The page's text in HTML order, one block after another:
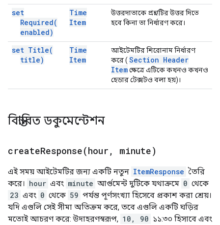
set
Required(
enabled)
Time
Item
উত্তরদাতাকে প্রশ্নটির উত্তর দিতে
হবে কিনা তা নির্ধারণ করে।
set Title(
title)
Time
Item
আইটেমটির শিরোনাম নির্ধারণ
করে ( Section Header
Itemক্ষেত্রে এটিকে কখনও কখনও
হেডার টেক্সটও বলা হয়)।
বিস্তারিত ডকুমেন্টেশন
createResponse(hour , minute)
এই সময় আইটেমটির জন্য একটি নতুন ItemResponse তৈরি
করে। hour এবং minute আর্গুমেন্ট দুটিকে যথাক্রমে 0 থেকে
23 এবং 0 থেকে 59 পর্যন্ত পূর্ণসংখ্যা হিসেবে প্রকাশ করা শ্রেয়।
যদি এগুলি সেই সীমা অতিক্রম করে, তবে এগুলি একটি ঘড়ির
মতোই আচরণ করে: উদাহরণস্বরূপ, 10, 90 ১১:৩০ হিসাবে এবং